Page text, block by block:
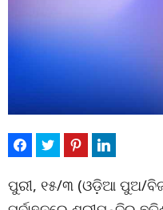
ପୁରୀ, ୧୫/୩ (ଓଡ଼ିଆ ପୁଅ/